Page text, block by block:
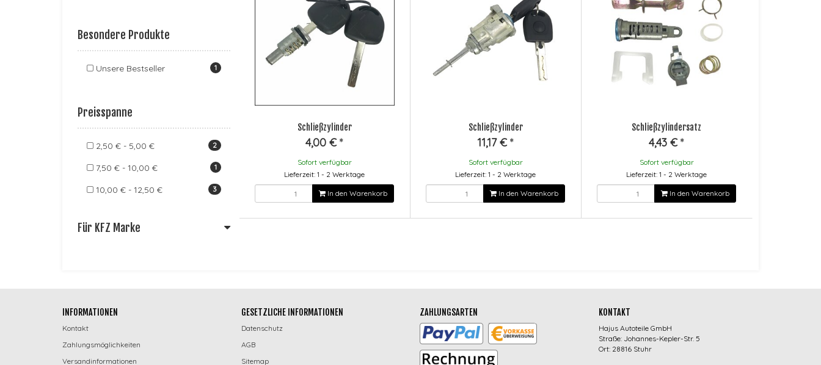
Schließzylinder
4,00 € *
Sofort verfügbar
Lieferzeit: 1 - 2 Werktage
In den Warenkorb
Schließzylinder
11,17 € *
Sofort verfügbar
Lieferzeit: 1 - 2 Werktage
In den Warenkorb
Schließzylindersatz
4,43 € *
Sofort verfügbar
Lieferzeit: 1 - 2 Werktage
In den Warenkorb
Besondere Produkte
1
Unsere Bestseller
Preisspanne
2
2,50 € - 5,00 €
1
7,50 € - 10,00 €
3
10,00 € - 12,50 €
Für KFZ Marke
INFORMATIONEN
Kontakt
Zahlungsmöglichkeiten
Versandinformationen
GESETZLICHE INFORMATIONEN
Datenschutz
AGB
Sitemap
ZAHLUNGSARTEN KONTAKT
Hajus Autoteile GmbH
Straße: Johannes-Kepler-Str. 5
Ort: 28816 Stuhr